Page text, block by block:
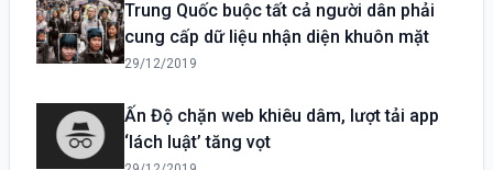
Trung Quốc buộc tất cả người dân phải
cung cấp dữ liệu nhận diện khuôn mặt
29/12/2019
Ấn Độ chặn web khiêu dâm, lượt tải app
‘lách luật’ tăng vọt